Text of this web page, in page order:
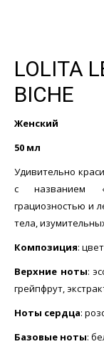
LOLITA
BICHE
Женский
50 мл
Удивительно
с названием
грациозностью и
тела,
Композиция:
Верхние ноты:
грейпфрут,
Ноты сердца:
Базовые ноты: